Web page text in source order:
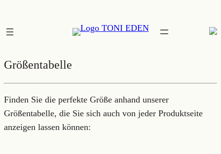
springen
Größentabelle
Finden Sie die perfekte Größe anhand unserer
Größentabelle, die Sie sich auch von jeder Produktseite
anzeigen lassen können: